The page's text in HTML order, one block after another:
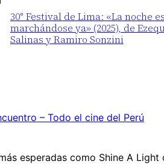
30° Festival de Lima: «La noche
marchándose ya» (2025), de
Salinas y Ramiro Sonzini
– Todo el cine del Perú
esperadas como Shine A Light